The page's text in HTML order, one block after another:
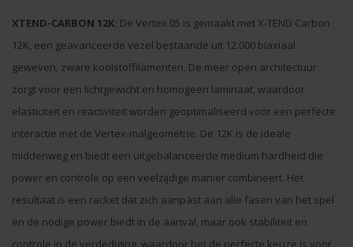
XTEND-CARBON 12K: De Vertex 05 is gemaakt met X-TEND Carbon
12K, een geavanceerde vezel bestaande uit 12.000 biaxiaal
geweven, zware koolstoffilamenten. De meer open architectuur
zorgt voor een lichtgewicht en homogeen laminaat, waardoor
elasticiteit en reactiviteit worden geoptimaliseerd voor een perfecte
interactie met de Vertex-malgeometrie. De 12K is de ideale
middenweg en biedt een uitgebalanceerde medium hardheid die
power en controle op een veelzijdige manier combineert. Het
resultaat is een racket dat zich aanpast aan alle fasen van het spel
en de nodige power biedt in de aanval, maar ook stabiliteit en
controle in de verdediging, waardoor het de perfecte keuze is voor